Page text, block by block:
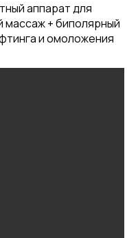
аппарат для
массаж + биполярный
и омоложения